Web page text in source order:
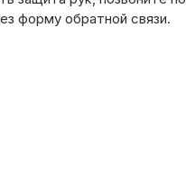
форму обратной связи.